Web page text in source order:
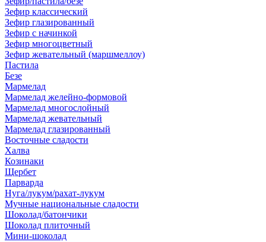
Зефир классический
Зефир глазированный
Зефир с начинкой
Зефир многоцветный
Зефир жевательный (маршмеллоу)
Пастила
Безе
Мармелад
Мармелад желейно-формовой
Мармелад многослойный
Мармелад жевательный
Мармелад глазированный
Восточные сладости
Халва
Козинаки
Щербет
Парварда
Нуга/лукум/рахат-лукум
Мучные национальные сладости
Шоколад/батончики
Шоколад плиточный
Мини-шоколад